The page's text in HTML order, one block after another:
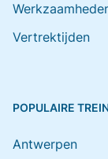
Vertrektijden
POPULAIRE
Antwerpen